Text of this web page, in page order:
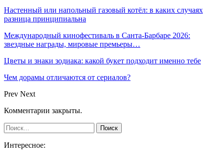
Настенный или напольный газовый котёл: в каких случаях
разница принципиальна
Международный кинофестиваль в Санта-Барбаре 2026:
звездные награды, мировые премьеры…
Цветы и знаки зодиака: какой букет подходит именно тебе
Чем дорамы отличаются от сериалов?
Prev Next
Комментарии закрыты.
Интересное: